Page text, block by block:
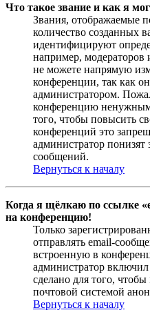
Что такое звание и как я
Звания, отображаемые
количество созданных
идентифицируют
например,
не можете напрямую
конференции, так как
администратором.
конференцию
того, чтобы повысить
конференций это
администратор понизят
сообщений.
Вернуться к началу
Когда я щёлкаю по ссылке
на конференцию!
Только
отправлять email-
встроенную в
администратор
сделано для того, чтобы
почтовой системой
Вернуться к началу